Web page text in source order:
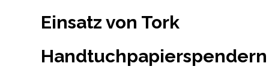
Einsatz von Tork
Handtuchpapierspendern